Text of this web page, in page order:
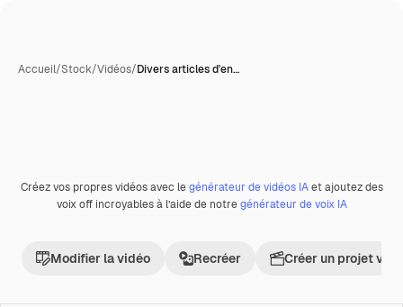
Accueil/Stock/Vidéos/Divers articles d'en…
PremiumGénérée par l’IA
Créez vos propres vidéos avec legénérateur de vidéos IAet ajoutez des
voix off incroyables à l’aide de notregénérateur de voix IA
Modifier la vidéo Recréer Créer un projet